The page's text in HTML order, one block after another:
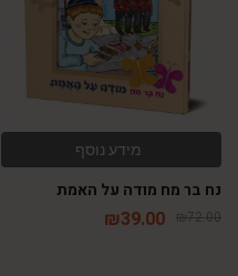
מידע נוסף
נח בר מח מודה על האמת
₪72.00
₪39.00